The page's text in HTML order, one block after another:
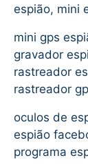
espião, mini
mini gps
gravador
rastreador
rastreador
oculos de
espião
programa